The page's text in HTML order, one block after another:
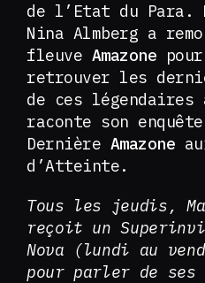
de l’Etat du Para.
Nina Almberg a
fleuve Amazone
retrouver les
de ces légendaires
raconte son
Dernière Amazone
d’Atteinte.
Tous les jeudis,
reçoit un
Nova (lundi au
pour parler de ses